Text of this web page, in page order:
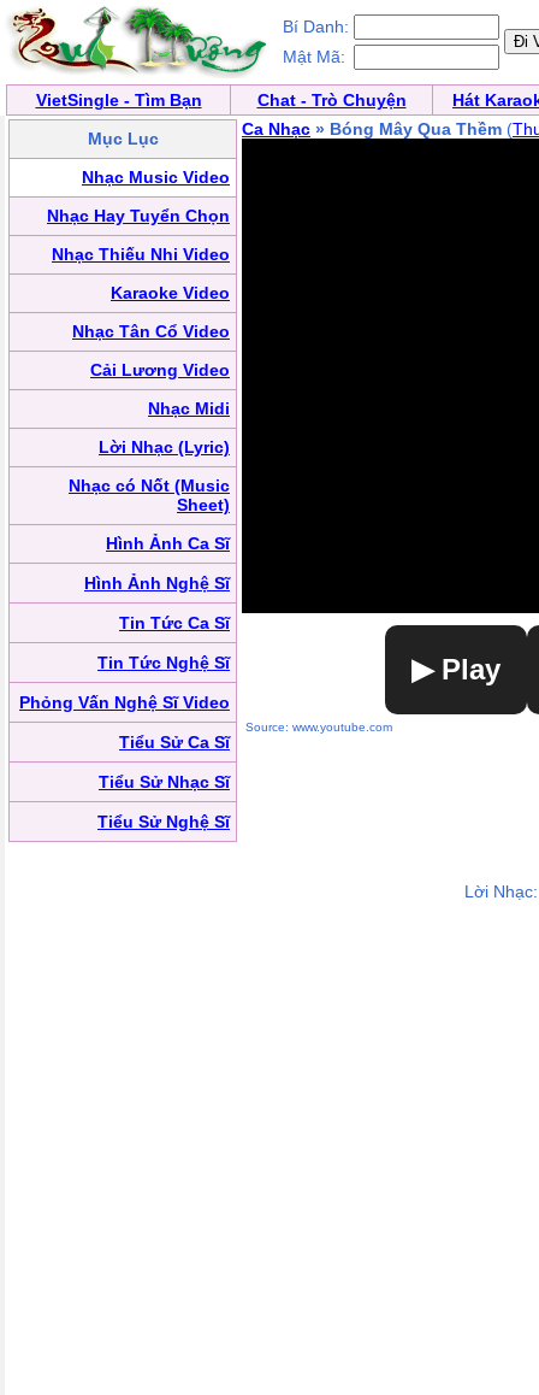
Bí Danh:
Mật Mã:
VietSingle - Tìm Bạn Chat - Trò Chuyện
Hát
Mục Lục
Nhạc Music Video
Nhạc Hay Tuyển Chọn
Nhạc Thiếu Nhi Video
Karaoke Video
Nhạc Tân Cổ Video
Cải Lương Video
Nhạc Midi
Lời Nhạc (Lyric)
Nhạc có Nốt (Music
Sheet)
Hình Ảnh Ca Sĩ
Hình Ảnh Nghệ Sĩ
Tin Tức Ca Sĩ
Tin Tức Nghệ Sĩ
Phỏng Vấn Nghệ Sĩ Video
Tiểu Sử Ca Sĩ
Tiểu Sử Nhạc Sĩ
Tiểu Sử Nghệ Sĩ
Ca Nhạc » Bóng Mây Qua Thềm (
▶ Play
Source: www.youtube.com
Lời